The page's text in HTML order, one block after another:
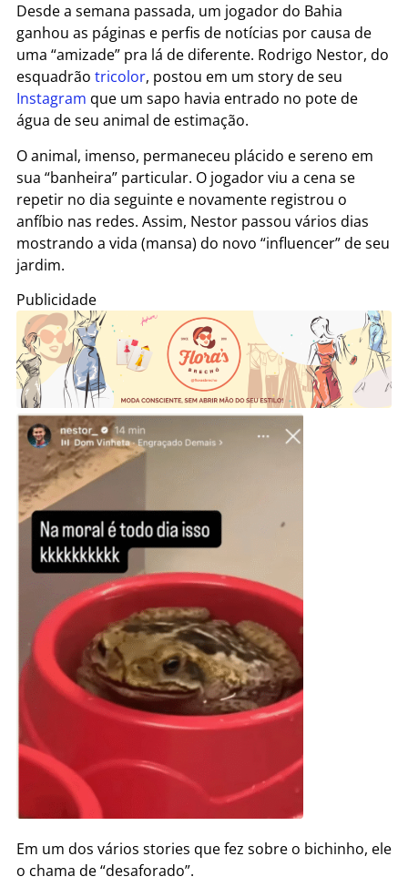
Desde a semana passada, um jogador do Bahia
ganhou as páginas e perfis de notícias por causa de
uma “amizade” pra lá de diferente. Rodrigo Nestor, do
esquadrão tricolor, postou em um story de seu
Instagram que um sapo havia entrado no pote de
água de seu animal de estimação.
O animal, imenso, permaneceu plácido e sereno em
sua “banheira” particular. O jogador viu a cena se
repetir no dia seguinte e novamente registrou o
anfíbio nas redes. Assim, Nestor passou vários dias
mostrando a vida (mansa) do novo “influencer” de seu
jardim.
Publicidade
Em um dos vários stories que fez sobre o bichinho, ele
o chama de “desaforado”.